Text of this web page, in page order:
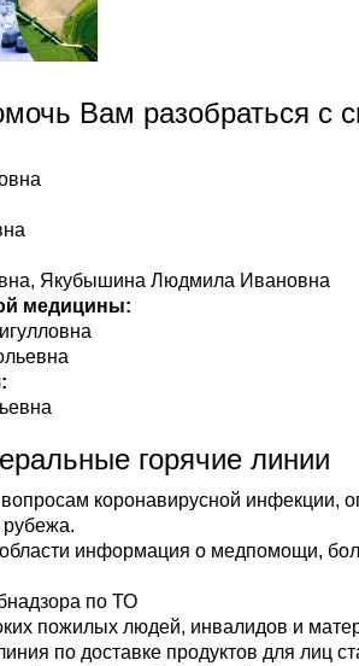
Вам разобраться с
Якубышина Людмила Ивановна
медицины:
горячие линии
коронавирусной инфекции,
информация о медпомощи,
по ТО
пожилых людей, инвалидов и
по доставке продуктов для лиц